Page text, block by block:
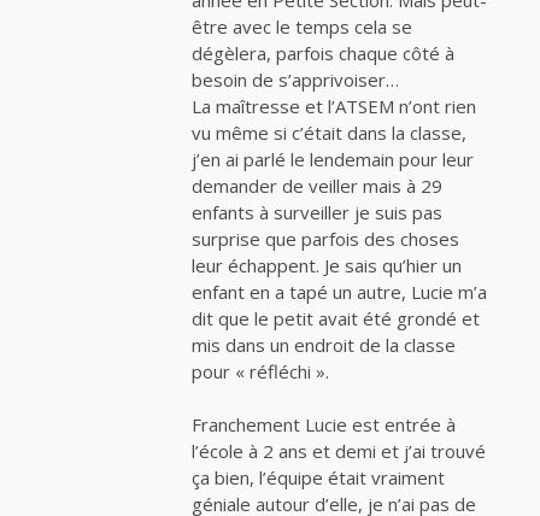
être avec le temps cela se
dégèlera, parfois chaque côté à
besoin de s’apprivoiser…
La maîtresse et l’ATSEM n’ont rien
vu même si c’était dans la classe,
j’en ai parlé le lendemain pour leur
demander de veiller mais à 29
enfants à surveiller je suis pas
surprise que parfois des choses
leur échappent. Je sais qu’hier un
enfant en a tapé un autre, Lucie m’a
dit que le petit avait été grondé et
mis dans un endroit de la classe
pour « réfléchi ».
Franchement Lucie est entrée à
l’école à 2 ans et demi et j’ai trouvé
ça bien, l’équipe était vraiment
géniale autour d’elle, je n’ai pas de